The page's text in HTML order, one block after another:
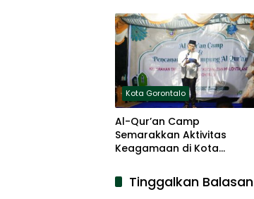
Kota Gorontalo
Al-Qur’an Camp
Semarakkan Aktivitas
Keagamaan di Kota
Tinggalkan Balasan